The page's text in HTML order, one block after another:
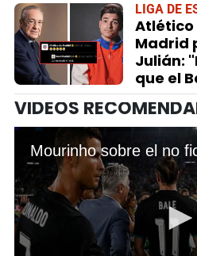
LIGA DE
Atlético
Madrid
Julián:
que el
VIDEOS